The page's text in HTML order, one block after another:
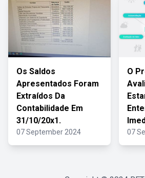
Os Saldos
Apresentados Foram
Extraídos Da
Contabilidade Em
31/10/20x1.
07 September 2024
O
07